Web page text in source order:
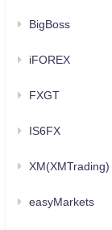
BigBoss
iFOREX
FXGT
IS6FX
XM(XMTrading)
easyMarkets